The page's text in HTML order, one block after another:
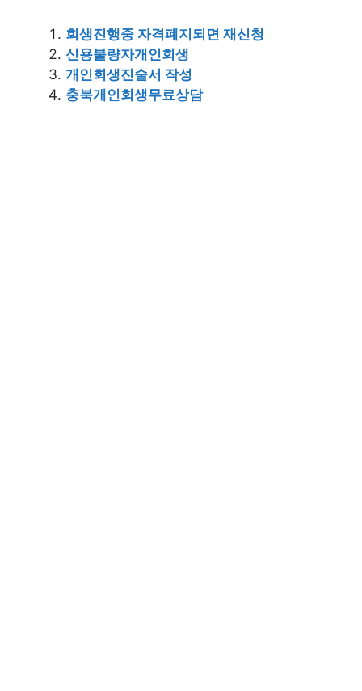
회생진행중 자격폐지되면 재신청
신용불량자개인회생
개인회생진술서 작성
충북개인회생무료상담